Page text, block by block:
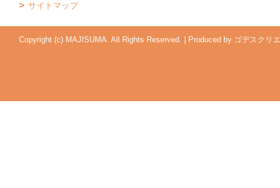
サイトマップ
Copyright (c) MAJISUMA. All Rights Reserved. Produced by ゴデスクリ